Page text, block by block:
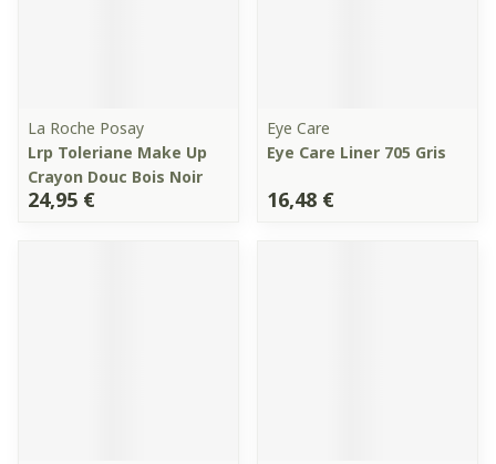
La Roche Posay
Lrp Toleriane Make Up
Crayon Douc Bois Noir
24,95 €
Eye Care
Eye Care Liner 705 Gris
16,48 €